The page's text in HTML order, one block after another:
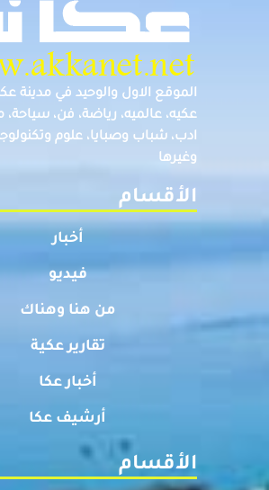
الموقع الاول والوحيد في مدينة
عكيه، عالميه، رياضة، فن، سياحة،
ادب، شباب وصبايا، علوم
وغيرها
الأقسام
أخبار
فيديو
من هنا وهناك
تقارير عكية
أخبار عكا
أرشيف عكا
الأقسام